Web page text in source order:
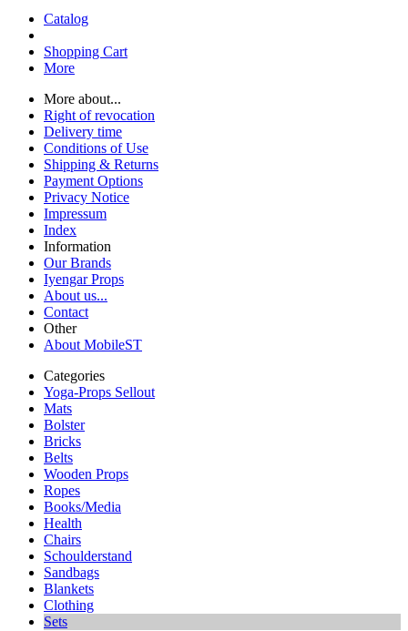
Catalog
Shopping Cart
More
More about...
Right of revocation
Delivery time
Conditions of Use
Shipping & Returns
Payment Options
Privacy Notice
Impressum
Index
Information
Our Brands
Iyengar Props
About us...
Contact
Other
About MobileST
Categories
Yoga-Props Sellout
Mats
Bolster
Bricks
Belts
Wooden Props
Ropes
Books/Media
Health
Chairs
Schoulderstand
Sandbags
Blankets
Clothing
Sets